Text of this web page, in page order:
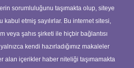
sorumluluğunu taşımakta olup, siteye
etmiş sayılırlar. Bu internet sitesi,
veya şahıs şirketi ile hiçbir bağlantısı
kendi hazırladığımız makaleler
alan içerikler haber niteliği taşımamakta